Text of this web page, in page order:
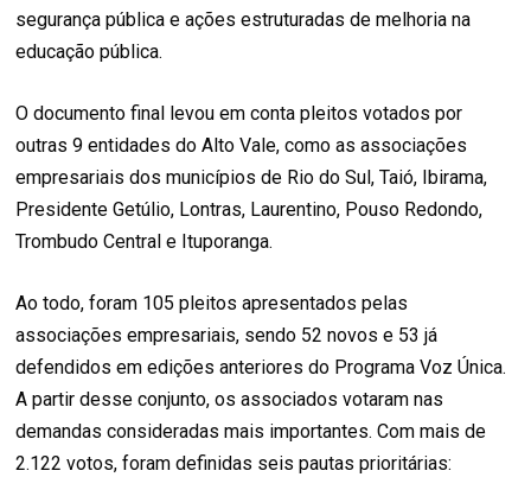
segurança pública e ações estruturadas de melhoria na
educação pública.
O documento final levou em conta pleitos votados por
outras 9 entidades do Alto Vale, como as associações
empresariais dos municípios de Rio do Sul, Taió, Ibirama,
Presidente Getúlio, Lontras, Laurentino, Pouso Redondo,
Trombudo Central e Ituporanga.
Ao todo, foram 105 pleitos apresentados pelas
associações empresariais, sendo 52 novos e 53 já
defendidos em edições anteriores do Programa Voz Única.
A partir desse conjunto, os associados votaram nas
demandas consideradas mais importantes. Com mais de
2.122 votos, foram definidas seis pautas prioritárias: